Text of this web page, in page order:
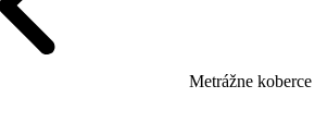
Metrážne koberce